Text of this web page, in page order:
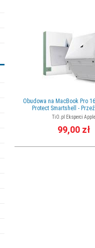
Obudowa na MacBook Pro
Protect Smartshell -
TiO.pl Eksperci Apple
99,00 zł